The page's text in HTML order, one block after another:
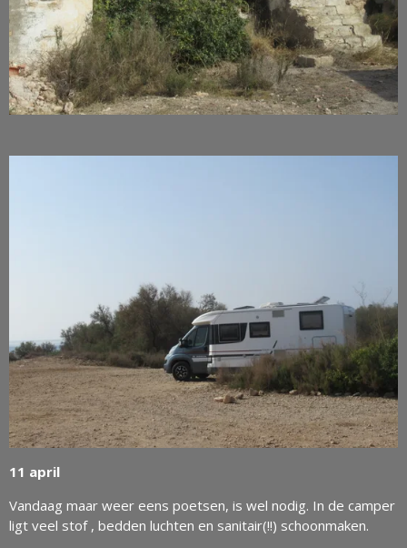
11 april
Vandaag maar weer eens poetsen, is wel nodig. In de camper
ligt veel stof , bedden luchten en sanitair(!!) schoonmaken.